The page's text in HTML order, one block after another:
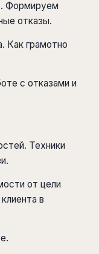
Формируем
отказы.
Как грамотно
с отказами и
Техники
от цели
в